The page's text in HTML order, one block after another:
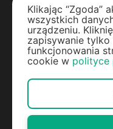
Klikając “Zgoda”
wszystkich
urządzeniu.
zapisywanie
funkcjonowania
cookie w polityce